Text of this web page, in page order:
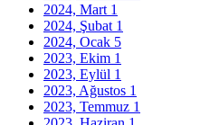
2024, Mart 1
2024, Şubat 1
2024, Ocak 5
2023, Ekim 1
2023, Eylül 1
2023, Ağustos 1
2023, Temmuz 1